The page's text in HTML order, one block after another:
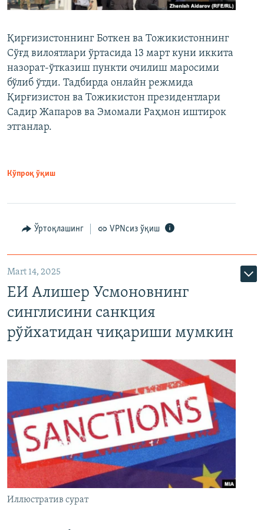
Қирғизистоннинг Боткен ва Тожикистоннинг
Сўғд вилоятлари ўртасида 13 март куни иккита
назорат-ўтказиш пункти очилиш маросими
бўлиб ўтди. Тадбирда онлайн режмида
Қирғизистон ва Тожикистон президентлари
Садир Жапаров ва Эмомали Раҳмон иштирок
этганлар.
Кўпроқ ўқиш
Ўртоқлашинг VPNсиз ўқиш
Mart 14, 2025
ЕИ Алишер Усмоновнинг
синглисини санкция
рўйхатидан чиқариши мумкин
Иллюстратив сурат